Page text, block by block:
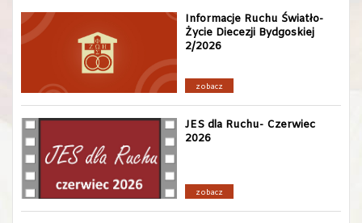
Informacje Ruchu Światło-
Życie Diecezji Bydgoskiej
2/2026
zobacz
JES dla Ruchu- Czerwiec
2026
zobacz